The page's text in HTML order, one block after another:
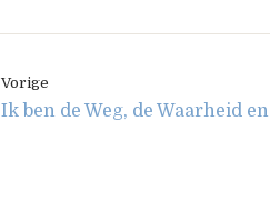
Vorige
Ik ben de Weg, de Waarheid